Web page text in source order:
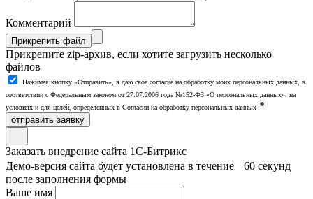
Комментарий
Прикрепить файл
Прикрепите zip-архив, если хотите загрузить несколько
файлов
Нажимая кнопку «Отправить», я даю свое согласие на обработку моих персональных данных, в
соответствии с Федеральным законом от 27.07.2006 года №152-ФЗ «О персональных данных», на
условиях и для целей, определенных в Согласии на обработку персональных данных *
отправить заявку
Заказать внедрение сайта 1С-Битрикс
Демо-версия сайта будет установлена в течение 60 секунд
после заполнения формы
Ваше имя